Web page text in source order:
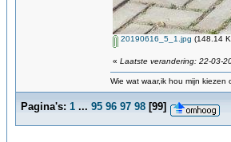
20190616_5_1.jpg (148.14
« Laatste verandering: 22-03-
Wie wat waar,ik hou mijn kiezen
Pagina's: 1 ... 95 96 97 98 [99]